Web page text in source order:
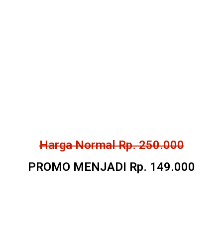
Harga Normal Rp. 250.000
PROMO MENJADI Rp. 149.000